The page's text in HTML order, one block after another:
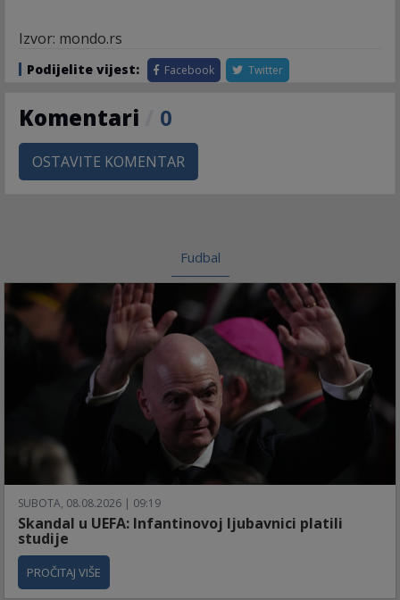
Izvor: mondo.rs
Podijelite vijest: Facebook Twitter
Komentari 0
OSTAVITE KOMENTAR
Fudbal
SUBOTA, 08.08.2026 | 09:19
Skandal u UEFA: Infantinovoj ljubavnici platili
studije
PROČITAJ VIŠE